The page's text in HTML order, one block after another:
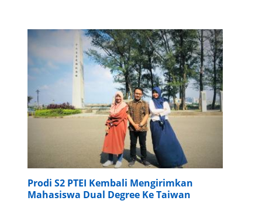
Prodi S2 PTEI Kembali Mengirimkan
Mahasiswa Dual Degree Ke Taiwan